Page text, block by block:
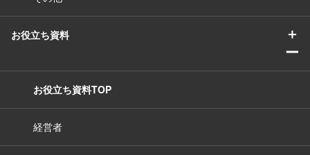
お役立ち資料
＋
ー
お役立ち資料TOP
経営者